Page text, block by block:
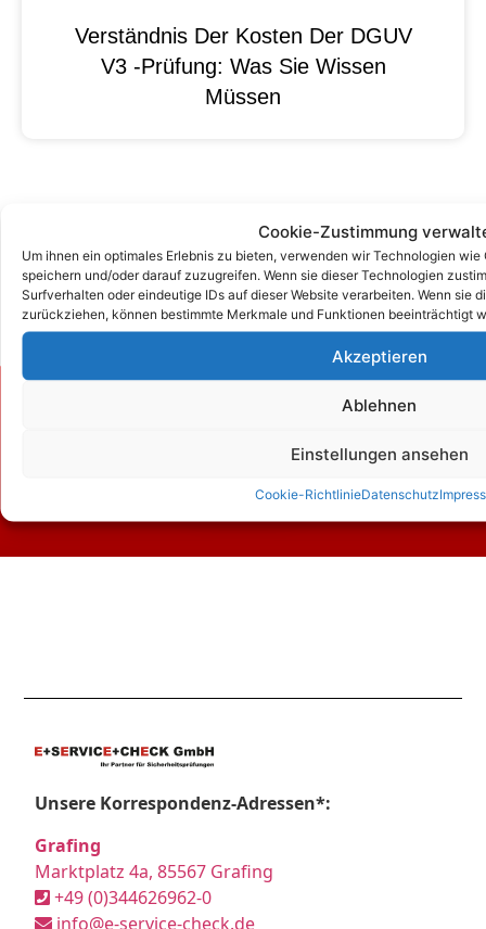
Cookie-Zustimmung
Um ihnen ein optimales Erlebnis zu bieten, verwenden wir Technologien
speichern und/oder darauf zuzugreifen. Wenn sie dieser Technologien
Surfverhalten oder eindeutige IDs auf dieser Website verarbeiten. Wenn sie
zurückziehen, können bestimmte Merkmale und Funktionen beeinträchtigt
Akzeptieren
Ablehnen
Einstellungen ansehen
Cookie-RichtlinieDatenschutz
Verständnis Der Kosten Der DGUV
V3 -Prüfung: Was Sie Wissen
Müssen
Zum Kontaktformular
Kontakt
Unsere Korrespondenz-Adressen*:
Grafing
Marktplatz 4a, 85567 Grafing
+49 (0)344626962-0
info@e-service-check.de